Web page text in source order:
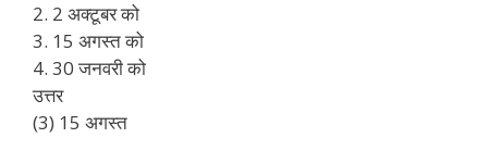
2. 2 अक्टूबर को
3. 15 अगस्त को
4. 30 जनवरी को
उत्तर
(3) 15 अगस्त